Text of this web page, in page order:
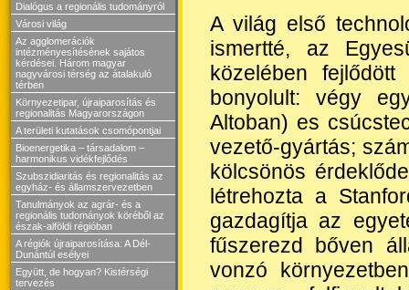
Dialógus a regionális tudományról
Városi világ
Az agglomerációk
intézményesítésének sajátos
kérdései. Három magyar
nagyvárosi térség az átalakuló
térben
Környezetipar, újraiparosítás és
regionalitás Magyarországon
A területi kutatások csomópontjai
Bioenergetika – társadalom –
harmonikus vidékfejlődés
Szubszidiaritás és regionalitás az
egyház- és államszervezetben
Tanulmányok az agrár- és a
regionális tudományok köréből az
észak-alföldi régióban
A régiók újraiparosítása: A Dél-
Dunántúl esélyei
Együtt, de hogyan? Kistérségi
tervezés
A világ első
ismertté, az
közelében
bonyolult: végy
Altoban) es
vezető-gyártás;
kölcsönös
létrehozta a
gazdagítja az
fűszerezd bőven
vonzó